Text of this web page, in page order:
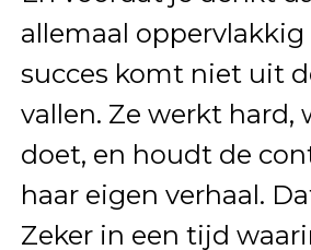
allemaal oppervlakkig
succes komt niet uit
vallen. Ze werkt hard,
doet, en houdt de
haar eigen verhaal.
Zeker in een tijd